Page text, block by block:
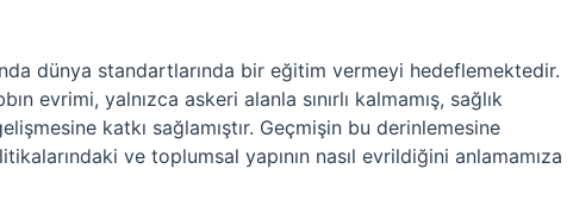
dünya standartlarında bir eğitim vermeyi hedeflemektedir.
evrimi, yalnızca askeri alanla sınırlı kalmamış, sağlık
katkı sağlamıştır. Geçmişin bu derinlemesine
ve toplumsal yapının nasıl evrildiğini anlamamıza